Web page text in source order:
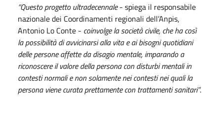
“Questo progetto ultradecennale- spiega il responsabile
nazionale dei Coordinamenti regionali dell’Anpis,
Antonio Lo Conte - coinvolge la società civile, che ha così
la possibilità di avvicinarsi alla vita e ai bisogni quotidiani
delle persone affette da disagio mentale, imparando a
riconoscere il valore della persona con disturbi mentali in
contesti normali e non solamente nei contesti nei quali la
persona viene curata prettamente con trattamenti sanitari”.